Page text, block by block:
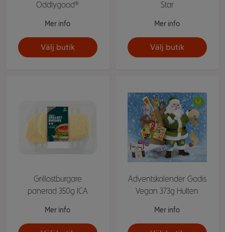
Oddlygood®
Mer info
Välj butik
Star
Mer info
Välj butik
Grillostburgare
panerad 350g ICA
Mer info
Adventskalender Godis
Vegan 373g Hulten
Mer info